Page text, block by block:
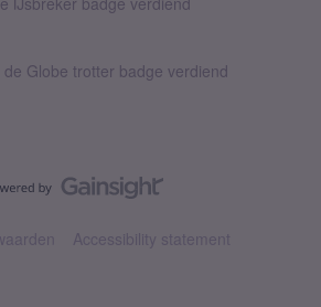
de Globe trotter badge verdiend
Accessibility statement